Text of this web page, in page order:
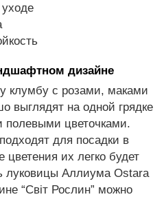
дизайне
клумбу с розами, маками
выглядят на одной грядке
цветочками.
для посадки в
их легко будет
луковицы Аллиума Ostara
“Світ Рослин” можно